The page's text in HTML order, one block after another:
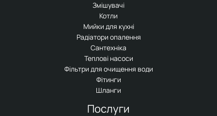
Змішувачі
Котли
Мийки для кухні
Радіатори опалення
Сантехніка
Теплові насоси
Фільтри для очищення води
Фітинги
Шланги
Послуги